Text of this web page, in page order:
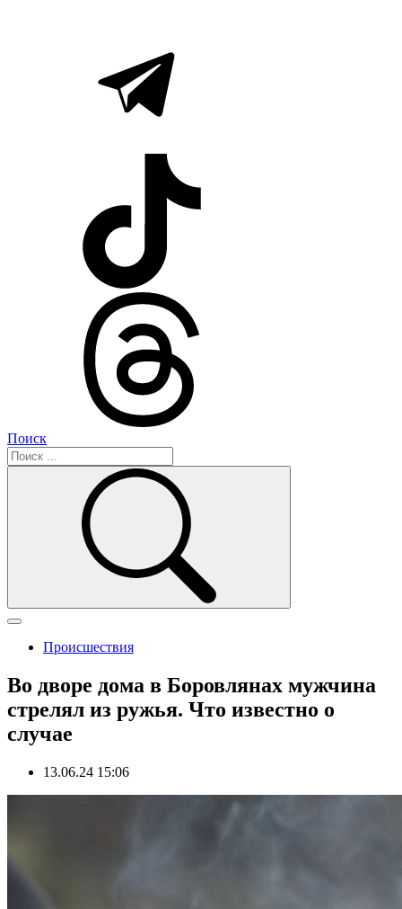
Поиск
Происшествия
Во дворе дома в Боровлянах мужчина
стрелял из ружья. Что известно о
случае
13.06.24 15:06